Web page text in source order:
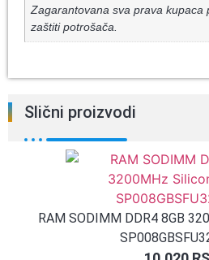
Zagarantovana sva prava kupaca
zaštiti potrošača.
Slični proizvodi
RAM SODIMM DDR4 8GB